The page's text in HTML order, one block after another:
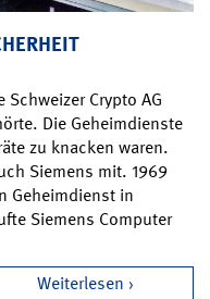
Crypto AG
Die Geheimdienste
zu knacken waren.
Siemens mit. 1969
Geheimdienst in
Siemens Computer
Weiterlesen